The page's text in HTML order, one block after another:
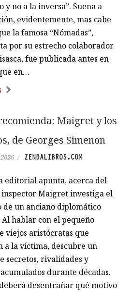
y no a la inversa”. Suena a
evidentemente, mas cabe
la famosa “Nómadas”,
por su estrecho colaborador
fue publicada antes en
en…
Maigret y los
de Georges Simenon
/ ZENDALIBROS.COM
editorial apunta, acerca del
inspector Maigret investiga el
de un anciano diplomático
hablar con el pequeño
viejos aristócratas que
a la víctima, descubre un
secretos, rivalidades y
durante décadas.
desentrañar qué motivo